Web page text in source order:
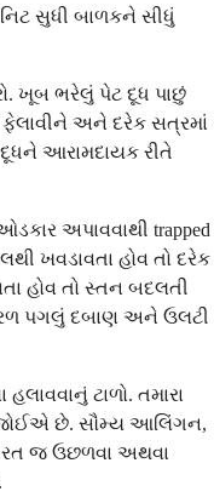
સુધી બાળકને સીધું
ખૂબ ભરેલું પેટ દૂધ પાછું
ફેલાવીને અને દરેક સત્રમાં
દૂધને આરામદાયક રીતે
અપાવવાથી trapped
ખવડાવતા હોવ તો દરેક
હોવ તો સ્તન બદલતી
પગલું દબાણ અને ઉલટી
ટાળો. તમારા
જોઈએ છે. સૌમ્ય આલિંગન,
જ ઉછળવા અથવા